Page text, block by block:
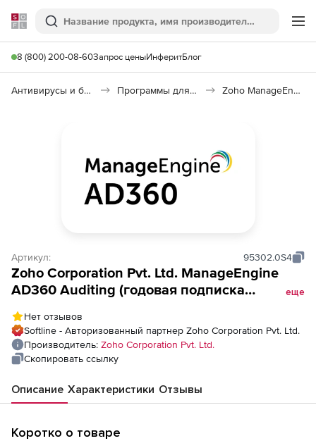
Softline
Поиск
8 (800) 200-08-60Запрос ценыИнферитБлог
Антивирусы и безопасность Программы для защиты информации Zoho ManageEngine AD360 AD Auditing
Артикул: 95302.0S4
Zoho Corporation Pvt. Ltd. ManageEngine
AD360 Auditing (годовая подписка
fee for 1000 Mailboxes
еще
Нет отзывов
Softline - Авторизованный партнер Zoho Corporation Pvt. Ltd.
Производитель: Zoho Corporation Pvt. Ltd.
Скопировать ссылку
Описание Характеристики Отзывы
Коротко о товаре